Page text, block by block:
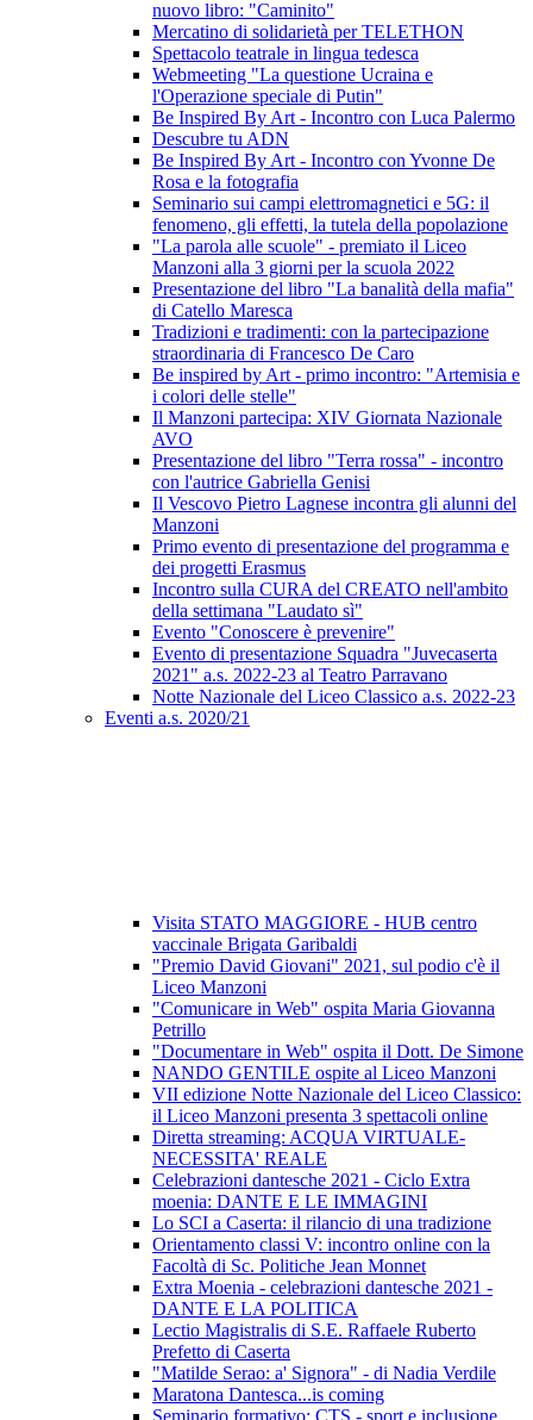
nuovo libro: "Caminito"
Mercatino di solidarietà per TELETHON
Spettacolo teatrale in lingua tedesca
Webmeeting "La questione Ucraina e
l'Operazione speciale di Putin"
Be Inspired By Art - Incontro con Luca Palermo
Descubre tu ADN
Be Inspired By Art - Incontro con Yvonne De
Rosa e la fotografia
Seminario sui campi elettromagnetici e 5G: il
fenomeno, gli effetti, la tutela della popolazione
"La parola alle scuole" - premiato il Liceo
Manzoni alla 3 giorni per la scuola 2022
Presentazione del libro "La banalità della mafia"
di Catello Maresca
Tradizioni e tradimenti: con la partecipazione
straordinaria di Francesco De Caro
Be inspired by Art - primo incontro: "Artemisia e
i colori delle stelle"
Il Manzoni partecipa: XIV Giornata Nazionale
AVO
Presentazione del libro "Terra rossa" - incontro
con l'autrice Gabriella Genisi
Il Vescovo Pietro Lagnese incontra gli alunni del
Manzoni
Primo evento di presentazione del programma e
dei progetti Erasmus
Incontro sulla CURA del CREATO nell'ambito
della settimana "Laudato sì"
Evento "Conoscere è prevenire"
Evento di presentazione Squadra "Juvecaserta
2021" a.s. 2022-23 al Teatro Parravano
Notte Nazionale del Liceo Classico a.s. 2022-23
Eventi a.s. 2020/21
Visita STATO MAGGIORE - HUB centro
vaccinale Brigata Garibaldi
"Premio David Giovani" 2021, sul podio c'è il
Liceo Manzoni
"Comunicare in Web" ospita Maria Giovanna
Petrillo
"Documentare in Web" ospita il Dott. De Simone
NANDO GENTILE ospite al Liceo Manzoni
VII edizione Notte Nazionale del Liceo Classico:
il Liceo Manzoni presenta 3 spettacoli online
Diretta streaming: ACQUA VIRTUALE-
NECESSITA' REALE
Celebrazioni dantesche 2021 - Ciclo Extra
moenia: DANTE E LE IMMAGINI
Lo SCI a Caserta: il rilancio di una tradizione
Orientamento classi V: incontro online con la
Facoltà di Sc. Politiche Jean Monnet
Extra Moenia - celebrazioni dantesche 2021 -
DANTE E LA POLITICA
Lectio Magistralis di S.E. Raffaele Ruberto
Prefetto di Caserta
"Matilde Serao: a' Signora" - di Nadia Verdile
Maratona Dantesca...is coming